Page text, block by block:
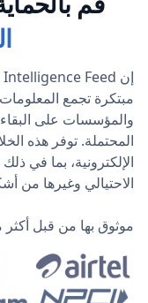
مبتكرة تجمع
والمؤسسات على
المحتملة. توفر هذه
الإلكترونية، بما في
الاحتيالي وغيرها من
موثوق بها من قبل أكثر من 400 مؤسسة